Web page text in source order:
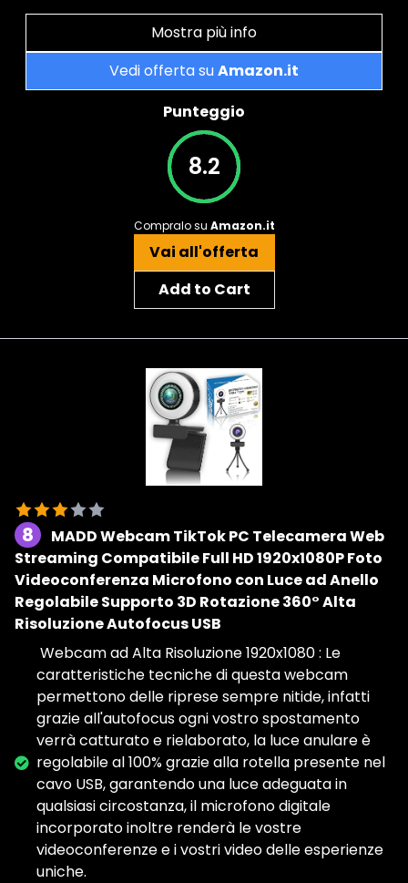
Mostra più info
Vedi offerta suAmazon.it
Punteggio
8.2
Compralo su Amazon.it
Vai all'offerta
Add to Cart
8
MADD Webcam TikTok PC Telecamera Web
Streaming Compatibile Full HD 1920x1080P Foto
Videoconferenza Microfono con Luce ad Anello
Regolabile Supporto 3D Rotazione 360° Alta
Risoluzione Autofocus USB
️ Webcam ad Alta Risoluzione 1920x1080 : Le
caratteristiche tecniche di questa webcam
permettono delle riprese sempre nitide, infatti
grazie all'autofocus ogni vostro spostamento
verrà catturato e rielaborato, la luce anulare è
regolabile al 100% grazie alla rotella presente nel
cavo USB, garantendo una luce adeguata in
qualsiasi circostanza, il microfono digitale
incorporato inoltre renderà le vostre
videoconferenze e i vostri video delle esperienze
uniche.